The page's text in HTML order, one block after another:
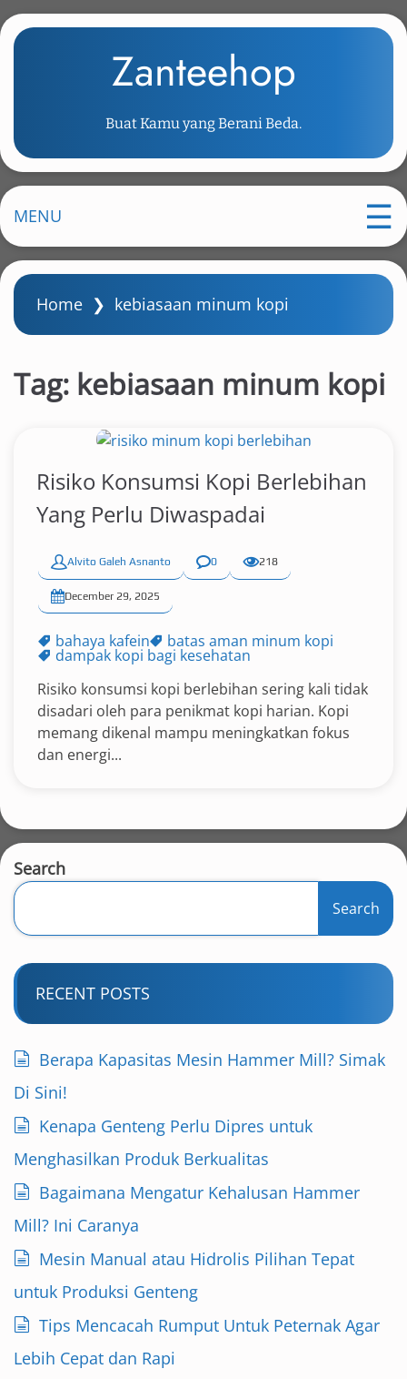
k
m
i
n
o
Zanteehop
Buat Kamu yang Berani Beda.
MENU
Home ❯ kebiasaan minum kopi
Tag: kebiasaan minum kopi
Risiko Konsumsi Kopi Berlebihan
Yang Perlu Diwaspadai
Alvito Galeh Asnanto 0 218
December 29, 2025
bahaya kafein batas aman minum kopi
dampak kopi bagi kesehatan
Risiko konsumsi kopi berlebihan sering kali tidak
disadari oleh para penikmat kopi harian. Kopi
memang dikenal mampu meningkatkan fokus
dan energi...
Search
Search
RECENT POSTS
Berapa Kapasitas Mesin Hammer Mill? Simak
Di Sini!
Kenapa Genteng Perlu Dipres untuk
Menghasilkan Produk Berkualitas
Bagaimana Mengatur Kehalusan Hammer
Mill? Ini Caranya
Mesin Manual atau Hidrolis Pilihan Tepat
untuk Produksi Genteng
Tips Mencacah Rumput Untuk Peternak Agar
Lebih Cepat dan Rapi